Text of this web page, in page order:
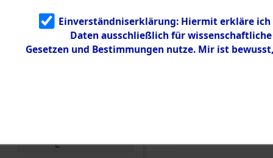
Identifizierun
g
5.3.3
Todesmärsch
e
Einverständniserklärung: Hiermit erkläre
Daten ausschließlich für
Gesetzen und Bestimmungen nutze. Mir ist